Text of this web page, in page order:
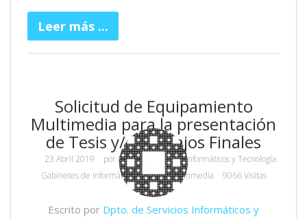
Leer más ...
Solicitud de Equipamiento
Multimedia para la presentación
de Tesis y/o Trabajos Finales
23 Abril 2019 por Dpto. de Servicios Informáticos y Tecnología
Gabinetes de Informática y Equipos Multimedia
9066 Visitas
Escrito por Dpto. de Servicios Informáticos y